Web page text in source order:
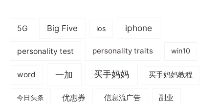
5G Big Five ios iphone
personality test personality traits win10
word 一加 买手妈妈 买手妈妈教程
今日头条 优惠券 信息流广告 副业